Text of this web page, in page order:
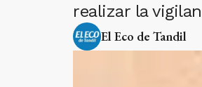
realizar la
El Eco de Tandil